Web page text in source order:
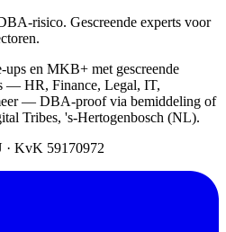
risico. Gescreende experts voor
ups en MKB+ met gescreende
— HR, Finance, Legal, IT,
— DBA-proof via bemiddeling of
Tribes, 's-Hertogenbosch (NL).
· KvK 59170972